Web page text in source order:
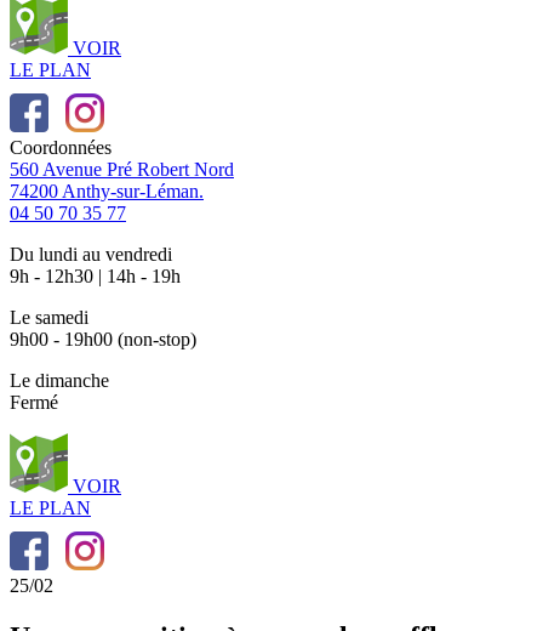
VOIR
LE PLAN
Coordonnées
560 Avenue Pré Robert Nord
74200 Anthy-sur-Léman.
04 50 70 35 77
Du lundi au vendredi
9h - 12h30 | 14h - 19h
Le samedi
9h00 - 19h00 (non-stop)
Le dimanche
Fermé
VOIR
LE PLAN
25/02